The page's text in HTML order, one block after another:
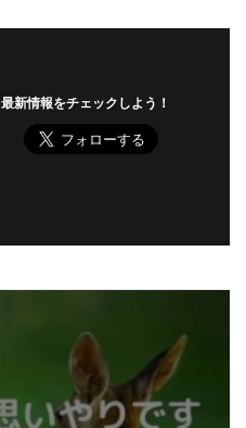
最新情報をチェックしよう！